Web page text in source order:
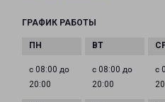
ГРАФИК РАБОТЫ
с 08:00 до
20:00
с 08:00 до
20:00
с